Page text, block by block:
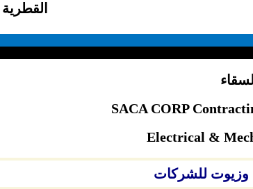
القطرية
SACA CORP
Electrical &
وزيوت للشركات